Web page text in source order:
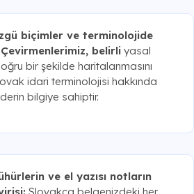
biçimler ve terminolojide
Çevirmenlerimiz, belirli yasal
bir şekilde haritalanmasını
idari terminolojisi hakkında
derin bilgiye sahiptir.
ve el yazısı notların